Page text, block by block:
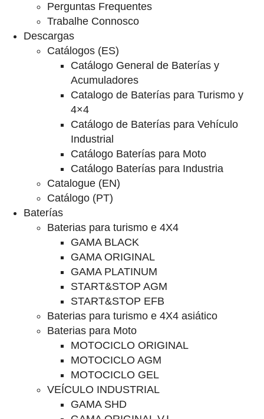
Perguntas Frequentes
Trabalhe Connosco
Descargas
Catálogos (ES)
Catálogo General de Baterías y
Acumuladores
Catalogo de Baterías para Turismo y
4×4
Catálogo de Baterías para Vehículo
Industrial
Catálogo Baterías para Moto
Catálogo Baterías para Industria
Catalogue (EN)
Catálogo (PT)
Baterías
Baterias para turismo e 4X4
GAMA BLACK
GAMA ORIGINAL
GAMA PLATINUM
START&STOP AGM
START&STOP EFB
Baterias para turismo e 4X4 asiático
Baterias para Moto
MOTOCICLO ORIGINAL
MOTOCICLO AGM
MOTOCICLO GEL
VEÍCULO INDUSTRIAL
GAMA SHD